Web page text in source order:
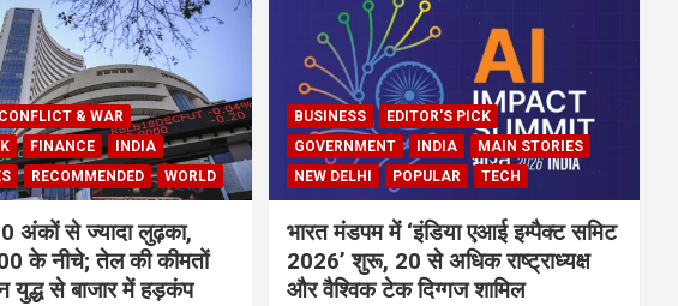
CONFLICT & WAR
FINANCE
INDIA
RECOMMENDED WORLD
अंकों से ज्यादा लुढ़का,
के नीचे; तेल की कीमतों
युद्ध से बाजार में हड़कंप
BUSINESS
EDITOR'S PICK
GOVERNMENT
INDIA
MAIN STORIES
NEW DELHI
POPULAR TECH
भारत मंडपम में ‘इंडिया एआई इम्पैक्ट समिट
2026’ शुरू, 20 से अधिक राष्ट्राध्यक्ष
और वैश्विक टेक दिग्गज शामिल